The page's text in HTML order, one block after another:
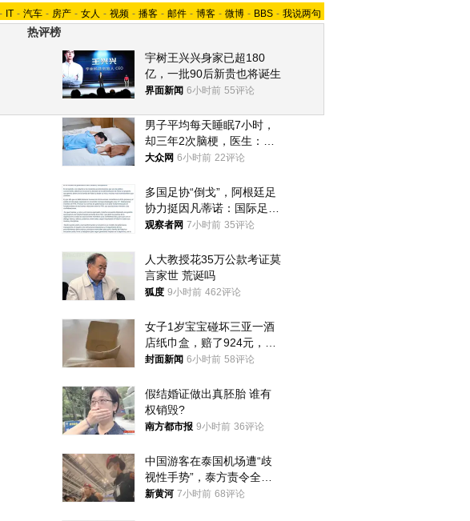
- IT - 汽车 - 房产 - 女人 - 视频 - 播客 - 邮件 - 博客 - 微博 - BBS - 我说两句
热评榜
宇树王兴兴身家已超180
亿，一批90后新贵也将诞生
界面新闻 6小时前 55评论
男子平均每天睡眠7小时，
却三年2次脑梗，医生：这
样睡觉更伤身
大众网 6小时前 22评论
多国足协“倒戈”，阿根廷足
协力挺因凡蒂诺：国际足联
今后应继续在其领导下前行
观察者网 7小时前 35评论
人大教授花35万公款考证莫
言家世 荒诞吗
狐度 9小时前 462评论
女子1岁宝宝碰坏三亚一酒
店纸巾盒，赔了924元，发
帖吐槽后酒店退还一半的
封面新闻 6小时前 58评论
假结婚证做出真胚胎 谁有
权销毁?
南方都市报 9小时前 36评论
中国游客在泰国机场遭“歧
视性手势”，泰方责令全面
调查，对责任人采取最严厉
新黄河 7小时前 68评论